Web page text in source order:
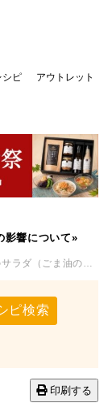
シピ アウトレット
影響について»
風味 辛旨ドレッシング）
ピ検索
印刷する